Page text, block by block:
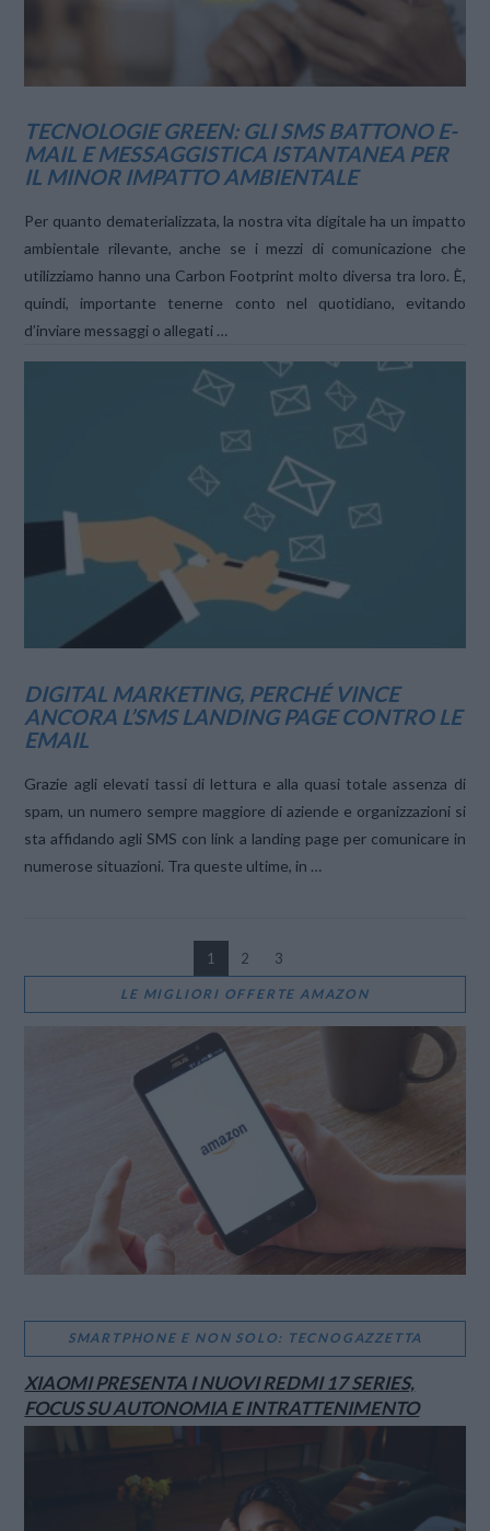
VIEW POST
TECNOLOGIE GREEN: GLI SMS BATTONO E-
MAIL E MESSAGGISTICA ISTANTANEA PER
IL MINOR IMPATTO AMBIENTALE
Per quanto dematerializzata, la nostra vita digitale ha un impatto
ambientale rilevante, anche se i mezzi di comunicazione che
utilizziamo hanno una Carbon Footprint molto diversa tra loro. È,
quindi, importante tenerne conto nel quotidiano, evitando
d’inviare messaggi o allegati …
VIEW POST
DIGITAL MARKETING, PERCHÉ VINCE
ANCORA L’SMS LANDING PAGE CONTRO LE
EMAIL
Grazie agli elevati tassi di lettura e alla quasi totale assenza di
spam, un numero sempre maggiore di aziende e organizzazioni si
sta affidando agli SMS con link a landing page per comunicare in
numerose situazioni. Tra queste ultime, in …
1 2 3
LE MIGLIORI OFFERTE AMAZON
SMARTPHONE E NON SOLO: TECNOGAZZETTA
XIAOMI PRESENTA I NUOVI REDMI 17 SERIES,
FOCUS SU AUTONOMIA E INTRATTENIMENTO